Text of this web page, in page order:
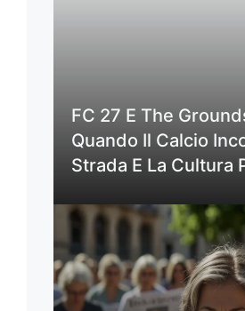
FC 27 E The
Quando Il Calcio
Strada E La Cultura